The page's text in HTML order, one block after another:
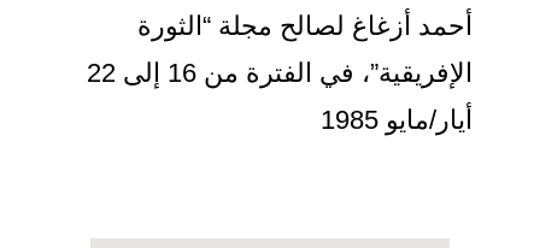
أحمد أزغاغ لصالح مجلة “الثورة
الإفريقية”، في الفترة من 16 إلى 22
أيار/مايو 1985